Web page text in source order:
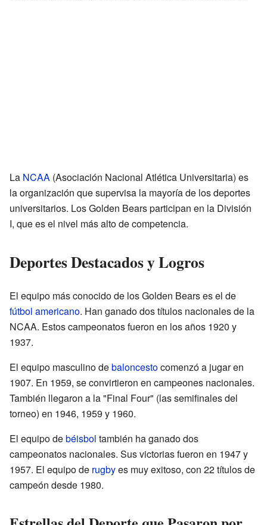
La NCAA (Asociación Nacional Atlética Universitaria) es
la organización que supervisa la mayoría de los deportes
universitarios. Los Golden Bears participan en la División
I, que es el nivel más alto de competencia.
Deportes Destacados y Logros
El equipo más conocido de los Golden Bears es el de
fútbol americano. Han ganado dos títulos nacionales de la
NCAA. Estos campeonatos fueron en los años 1920 y
1937.
El equipo masculino debaloncestocomenzó a jugar en
1907. En 1959, se convirtieron en campeones nacionales.
También llegaron a la "Final Four" (las semifinales del
torneo) en 1946, 1959 y 1960.
El equipo debéisbol también ha ganado dos
campeonatos nacionales. Sus victorias fueron en 1947 y
1957. El equipo de rugbyes muy exitoso, con 22 títulos de
campeón desde 1980.